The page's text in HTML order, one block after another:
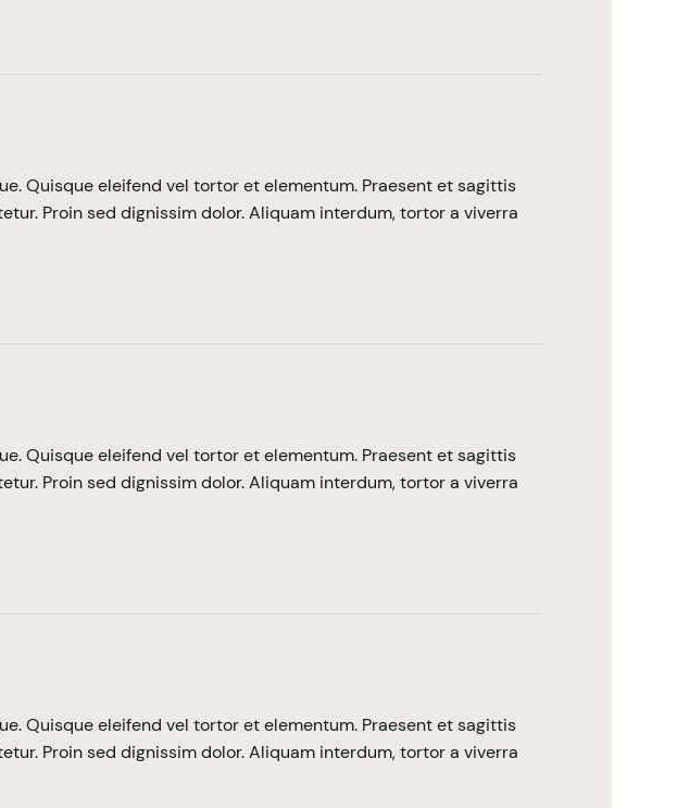
Quisque eleifend vel tortor et elementum. Praesent et sagittis
Proin sed dignissim dolor. Aliquam interdum, tortor a viverra
Quisque eleifend vel tortor et elementum. Praesent et sagittis
Proin sed dignissim dolor. Aliquam interdum, tortor a viverra
Quisque eleifend vel tortor et elementum. Praesent et sagittis
Proin sed dignissim dolor. Aliquam interdum, tortor a viverra